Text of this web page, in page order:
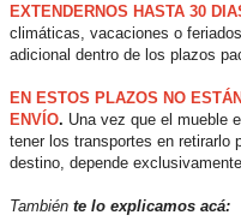
EXTENDERNOS HASTA 30
climáticas, vacaciones o
adicional dentro de los plazos
EN ESTOS PLAZOS NO
ENVÍO. Una vez que el mueble
tener los transportes en retirarlo
destino, depende
También te lo explicamos acá: